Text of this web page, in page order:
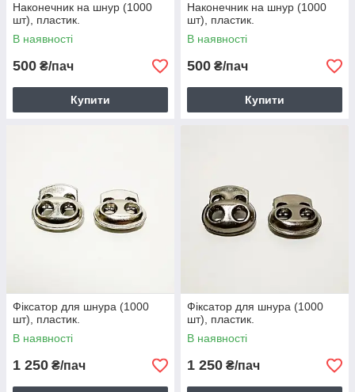
Наконечник на шнур (1000
шт), пластик.
В наявності
500 ₴/пач
Купити
Наконечник на шнур (1000
шт), пластик.
В наявності
500 ₴/пач
Купити
Фіксатор для шнура (1000
шт), пластик.
В наявності
1 250 ₴/пач
Фіксатор для шнура (1000
шт), пластик.
В наявності
1 250 ₴/пач